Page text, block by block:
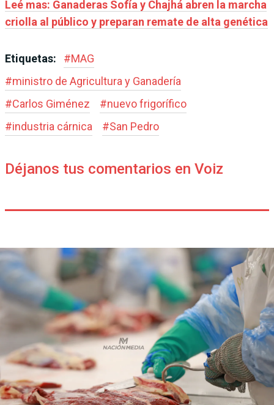
Leé mas: Ganaderas Sofía y Chajhá abren la marcha
criolla al público y preparan remate de alta genética
Etiquetas: #MAG
#ministro de Agricultura y Ganadería
#Carlos Giménez #nuevo frigorífico
#industria cárnica #San Pedro
Déjanos tus comentarios en Voiz